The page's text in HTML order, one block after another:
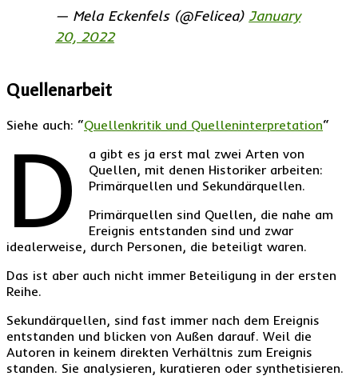
— Mela Eckenfels (@Felicea) January
20, 2022
Quellenarbeit
Siehe auch: “Quellenkritik und Quelleninterpretation“
D
a gibt es ja erst mal zwei Arten von
Quellen, mit denen Historiker arbeiten:
Primärquellen und Sekundärquellen.
Primärquellen sind Quellen, die nahe am
Ereignis entstanden sind und zwar
idealerweise, durch Personen, die beteiligt waren.
Das ist aber auch nicht immer Beteiligung in der ersten
Reihe.
Sekundärquellen, sind fast immer nach dem Ereignis
entstanden und blicken von Außen darauf. Weil die
Autoren in keinem direkten Verhältnis zum Ereignis
standen. Sie analysieren, kuratieren oder synthetisieren.